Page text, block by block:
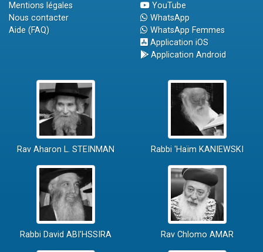
Mentions légales
Nous contacter
Aide (FAQ)
YouTube
WhatsApp
WhatsApp Femmes
Application iOS
Application Android
Rav Aharon L. STEINMAN Rabbi 'Haïm KANIEWSKI
Rabbi David ABI'HSSIRA Rav Chlomo AMAR